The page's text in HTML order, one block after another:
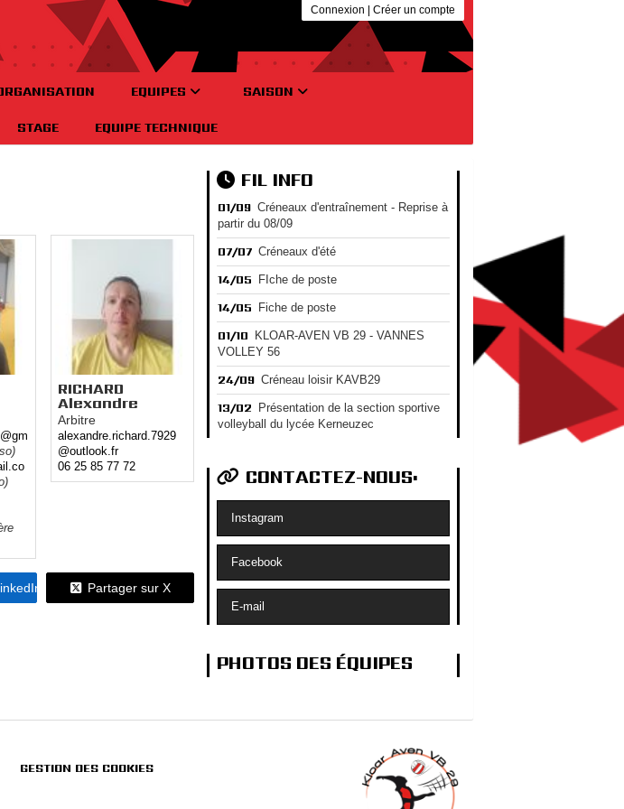
Connexion Créer un compte
EQUIPES
SAISON
STAGE EQUIPE TECHNIQUE
RICHARD
Alexandre
Arbitre
alexandre.richard.7929
@outlook.fr
06 25 85 77 72
Partager sur X
FIL INFO
01/09 Créneaux d'entraînement - Reprise à
partir du 08/09
07/07 Créneaux d'été
14/05 FIche de poste
14/05 Fiche de poste
01/10
KLOAR-AVEN VB 29 - VANNES
VOLLEY 56
24/09 Créneau loisir KAVB29
13/02
Présentation de la section sportive
volleyball du lycée Kerneuzec
CONTACTEZ-NOUS:
Instagram
Facebook
E-mail
PHOTOS DES ÉQUIPES
GESTION DES COOKIES